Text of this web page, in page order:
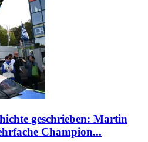
geschrieben: Martin
Champion...